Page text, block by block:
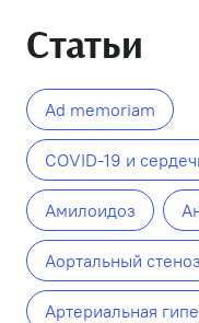
Статьи
Ad memoriam
COVID-19 и
Амилоидоз
Аортальный стеноз
Артериальная